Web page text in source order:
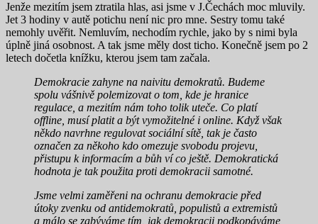
Jenže mezitím jsem ztratila hlas, asi jsme v J.Čechách moc mluvily.
Jet 3 hodiny v autě potichu není nic pro mne. Sestry tomu také
nemohly uvěřit. Nemluvím, nechodím rychle, jako by s nimi byla
úplně jiná osobnost. A tak jsme měly dost ticho. Konečně jsem po 2
letech dočetla knížku, kterou jsem tam začala.
Demokracie zahyne na naivitu demokratů. Budeme
spolu vášnivě polemizovat o tom, kde je hranice
regulace, a mezitím nám toho tolik uteče. Co platí
offline, musí platit a být vymožitelné i online. Když však
někdo navrhne regulovat sociální sítě, tak je často
označen za někoho kdo omezuje svobodu projevu,
přistupu k informacím a bůh ví co ještě. Demokratická
hodnota je tak použita proti demokracii samotné.
Jsme velmi zaměřeni na ochranu demokracie před
útoky zvenku od antidemokratů, populistů a extremistů
a málo se zabýváme tím, jak demokracii podkopáváme